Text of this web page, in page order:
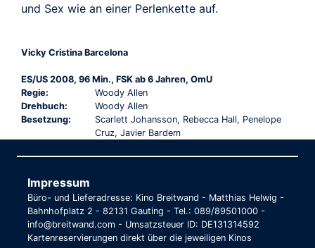
und Sex wie an einer Perlenkette auf.
Vicky Cristina Barcelona
ES/US 2008, 96 Min., FSK ab 6 Jahren, OmU
Regie:
Woody Allen
Drehbuch:
Woody Allen
Besetzung:
Scarlett Johansson, Rebecca Hall, Penelope
Cruz, Javier Bardem
Impressum
Büro- und Lieferadresse: Kino Breitwand - Matthias Helwig -
Bahnhofplatz 2 - 82131 Gauting - Tel.: 089/89501000 -
info@breitwand.com - Umsatzsteuer ID: DE131314592
Kartenreservierungen direkt über die jeweiligen Kinos